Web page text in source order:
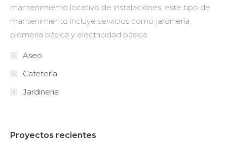
mantenimiento locativo de instalaciones, este tipo de
mantenimiento incluye servicios como jardinería,
plomería básica y electricidad básica.
Aseo
Cafetería
Jardineria
Proyectos recientes